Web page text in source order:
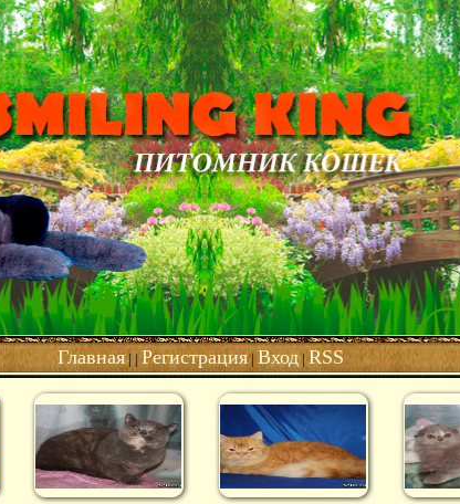
Главная| |Регистрация| Вход| RSS